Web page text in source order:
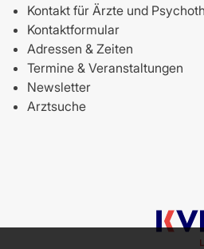
Kontakt für Ärzte und
Kontaktformular
Adressen & Zeiten
Termine & Veranstaltungen
Newsletter
Arztsuche